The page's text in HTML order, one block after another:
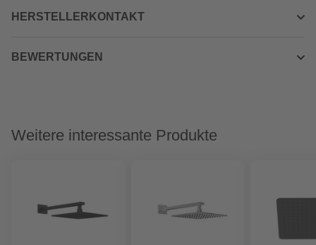
HERSTELLERKONTAKT
BEWERTUNGEN
Weitere interessante Produkte